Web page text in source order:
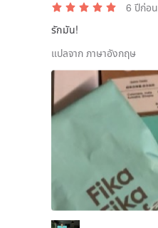
6 ปีก่อน
รักมัน!
แปลจาก ภาษาอังกฤษ